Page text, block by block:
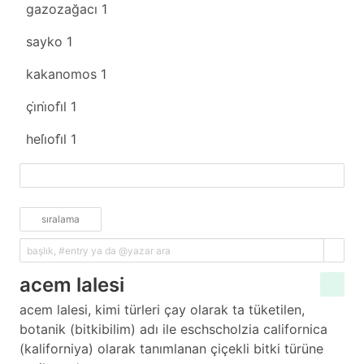
gazozağacı 1
sayko 1
kakanomos 1
çi̇ni̇ofi̇l 1
heli̇ofi̇l 1
sıralama
acem lalesi
acem lalesi, kimi türleri çay olarak ta tüketilen,
botanik (bitkibilim) adı ile eschscholzia californica
(kaliforniya) olarak tanımlanan çiçekli bitki türüne